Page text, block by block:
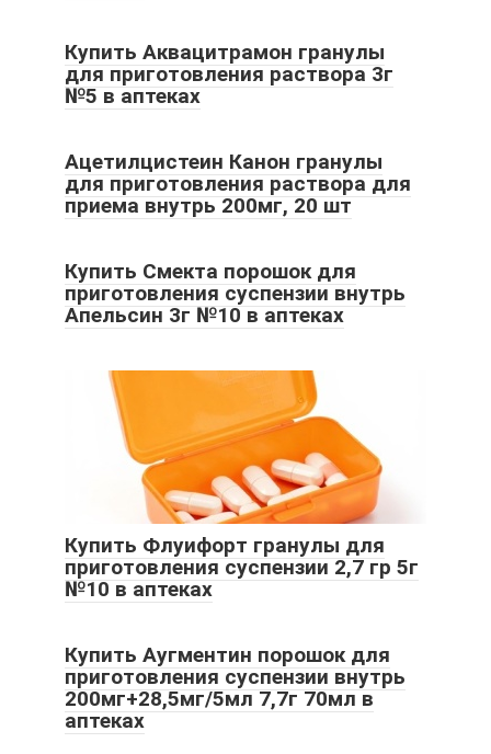
Купить Аквацитрамон гранулы
для приготовления раствора 3г
№5 в аптеках
Ацетилцистеин Канон гранулы
для приготовления раствора для
приема внутрь 200мг, 20 шт
Купить Смекта порошок для
приготовления суспензии внутрь
Апельсин 3г №10 в аптеках
Купить Флуифорт гранулы для
приготовления суспензии 2,7 гр 5г
№10 в аптеках
Купить Аугментин порошок для
приготовления суспензии внутрь
200мг+28,5мг/5мл 7,7г 70мл в
аптеках